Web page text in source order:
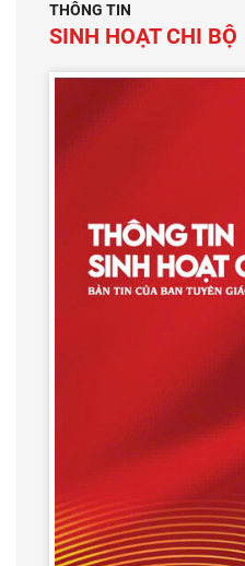
THÔNG TIN
SINH HOẠT CHI BỘ